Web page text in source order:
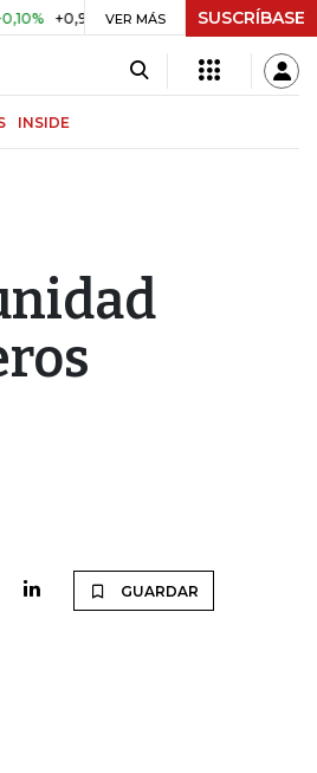
UVR $ 416,91 +$ 0,05 +0,01%
VER MÁS SUSCRÍBASE
INSIDE
GUARDAR